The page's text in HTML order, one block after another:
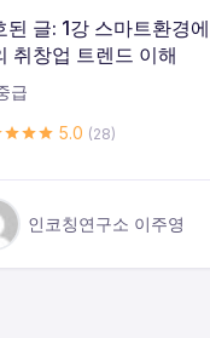
된 글: 1강 스마트환경에
취창업 트렌드 이해
급
5.0 (28)
인코칭연구소 이주영